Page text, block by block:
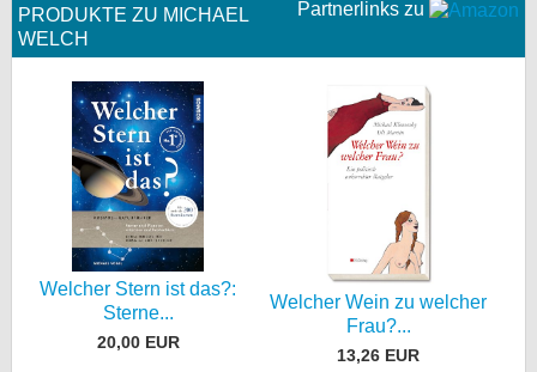
Partnerlinks zu
PRODUKTE ZU MICHAEL
WELCH
Welcher Stern ist das?:
Sterne...
20,00 EUR
Welcher Wein zu welcher
Frau?...
13,26 EUR